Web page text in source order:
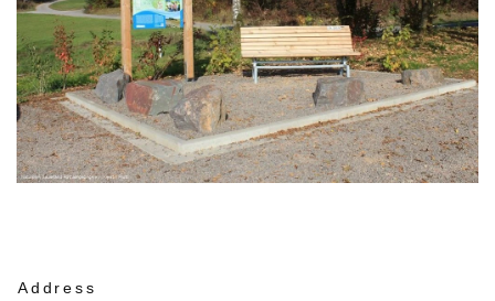
Address